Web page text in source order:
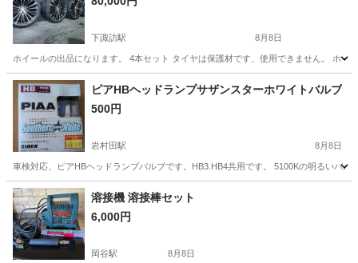
下諏訪駅 8月8日
ホイールの出品になります。 4本セット タイヤは保護材です、使用できません。 ホイ
長野 諏訪郡 下諏訪駅 タイヤ、ホイール
ピアHBヘッドランプサザンスターホワイトバルブ
500円
岩村田駅 8月8日
車検対応、ピアHBヘッドランプバルブです。HB3.HB4共用です。 5100Kの明るいバ
長野 佐久市 岩村田駅 パーツ
溶接機 溶接棒セット
6,000円
岡谷駅 8月8日